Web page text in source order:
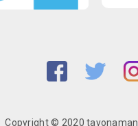
Copyright © 2020